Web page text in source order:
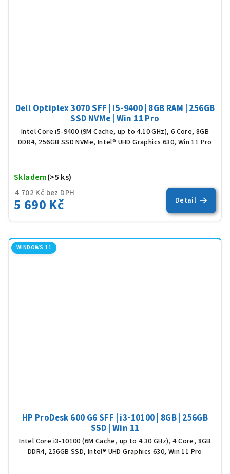
Dell Optiplex 3070 SFF | i5-9400 | 8GB RAM | 256GB
SSD NVMe | Win 11 Pro
Intel Core i5-9400 (9M Cache, up to 4.10 GHz), 6 Core, 8GB
DDR4, 256GB SSD NVMe, Intel® UHD Graphics 630, Win 11 Pro
4 702 Kč bez DPH
5 690 Kč
Skladem(>5 ks)
je
5,0
Detail
WINDOWS 11
HP ProDesk 600 G6 SFF | i3-10100 | 8GB | 256GB
SSD | Win 11
Intel Core i3-10100 (6M Cache, up to 4.30 GHz), 4 Core, 8GB
DDR4, 256GB SSD, Intel® UHD Graphics 630, Win 11 Pro